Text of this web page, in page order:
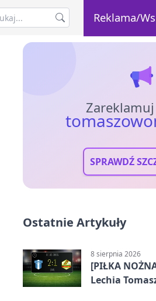
Reklama/
SPRAWDŹ
Ostatnie Artykuły
8 sierpnia 2026
[PIŁKA
Lechia